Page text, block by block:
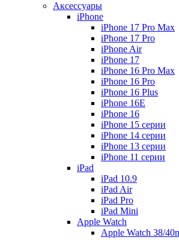
Аксессуары
iPhone
iPhone 17 Pro Max
iPhone 17 Pro
iPhone Air
iPhone 17
iPhone 16 Pro Max
iPhone 16 Pro
iPhone 16 Plus
iPhone 16E
iPhone 16
iPhone 15 серии
iPhone 14 серии
iPhone 13 серии
iPhone 11 серии
iPad
iPad 10.9
iPad Air
iPad Pro
iPad Mini
Apple Watch
Apple Watch 38/